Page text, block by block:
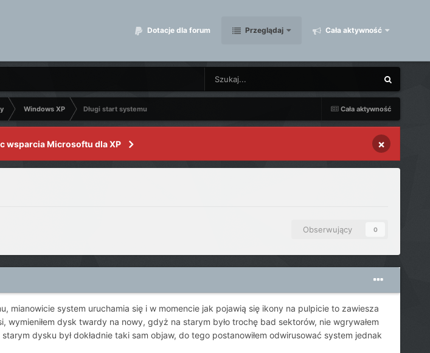
Dotacje dla forum Przeglądaj Cała aktywność
Cała aktywność
Windows XP Długi start systemu
wsparcia Microsoftu dla XP ×
Obserwujący 0
mianowicie system uruchamia się i w momencie jak pojawią się ikony na pulpicie to zawiesza
dysk twardy na nowy, gdyż na starym było trochę bad sektorów, nie wgrywałem
dysku był dokładnie taki sam objaw, do tego postanowiłem odwirusować system jednak